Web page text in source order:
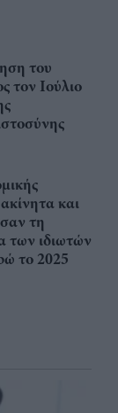
του
τον Ιούλιο
και
τη
των ιδιωτών
το 2025